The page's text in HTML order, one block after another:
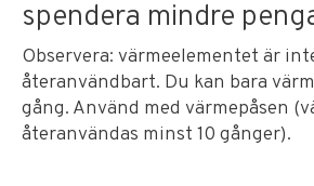
spendera mindre
Observera: värmeelementet är
återanvändbart. Du kan bara
gång. Använd med värmepåsen
återanvändas minst 10 gånger).